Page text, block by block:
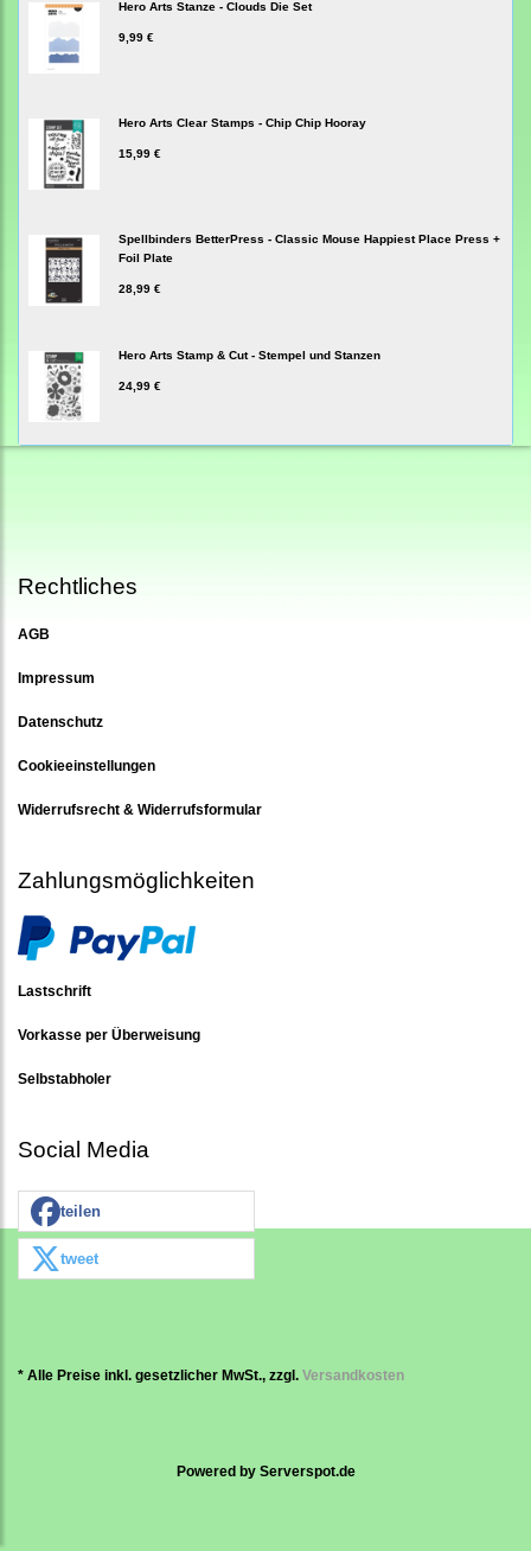
Hero Arts Stanze - Clouds Die Set
9,99 €
Hero Arts Clear Stamps - Chip Chip Hooray
15,99 €
Spellbinders BetterPress - Classic Mouse Happiest Place Press +
Foil Plate
28,99 €
Hero Arts Stamp & Cut - Stempel und Stanzen
24,99 €
Rechtliches
AGB
Impressum
Datenschutz
Cookieeinstellungen
Widerrufsrecht & Widerrufsformular
Zahlungsmöglichkeiten
Lastschrift
Vorkasse per Überweisung
Selbstabholer
Social Media
teilen
tweet
* Alle Preise inkl. gesetzlicher MwSt., zzgl. Versandkosten
Powered by Serverspot.de